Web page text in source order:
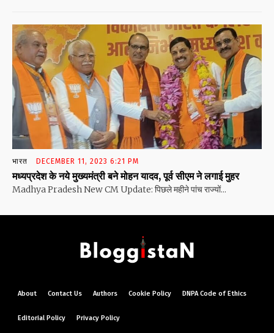
भारत DECEMBER 11, 2023 6:21 PM
मध्यप्रदेश के नये मुख्यमंत्री बने मोहन यादव, पूर्व सीएम ने लगाई मुहर
Madhya Pradesh New CM Update: पिछले महीने पांच राज्यों...
About Contact Us Authors Cookie Policy DNPA Code of Ethics
Editorial Policy Privacy Policy